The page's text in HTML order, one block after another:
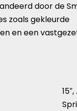
door de
zoals gekleurde
en een